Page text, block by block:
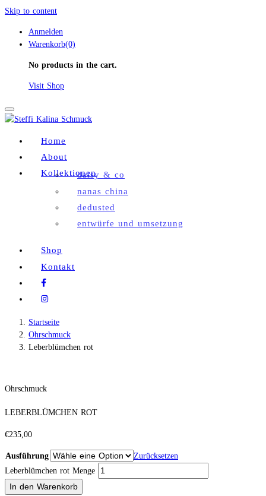
Skip to content
Anmelden
Warenkorb(0)
No products in the cart.
Visit Shop
Toggle
Home
About
Kollektionendaisy & co
nanas china
dedusted
entwürfe und umsetzung
Shop
Kontakt
Startseite
Ohrschmuck
Leberblümchen rot
Ohrschmuck
LEBERBLÜMCHEN ROT
€235,00
Ausführung
Zurücksetzen
Leberblümchen rot Menge
In den Warenkorb